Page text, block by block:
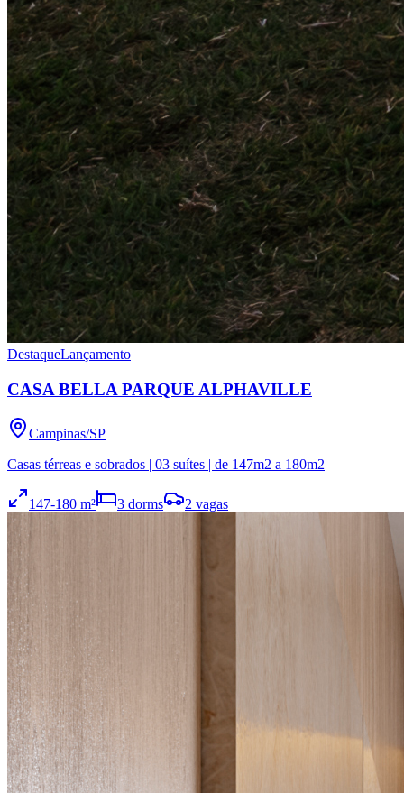
DestaqueLançamento
CASA BELLA PARQUE ALPHAVILLE
Campinas/SP
Casas térreas e sobrados | 03 suítes | de 147m2 a 180m2
147-180 m² 3 dorms 2 vagas